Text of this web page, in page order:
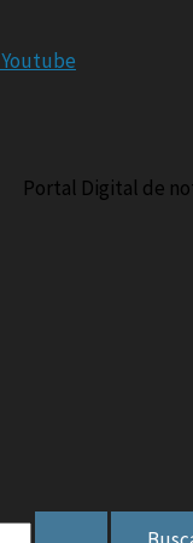
Youtube
Portal Digital de